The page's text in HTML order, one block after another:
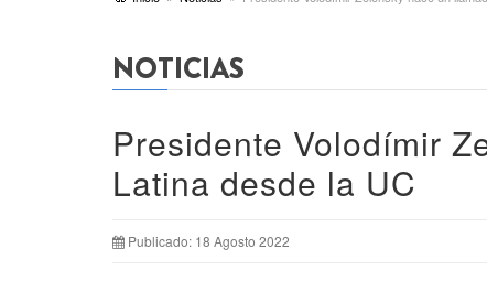
NOTICIAS
Presidente Volodímir
Latina desde la UC
Publicado: 18 Agosto 2022